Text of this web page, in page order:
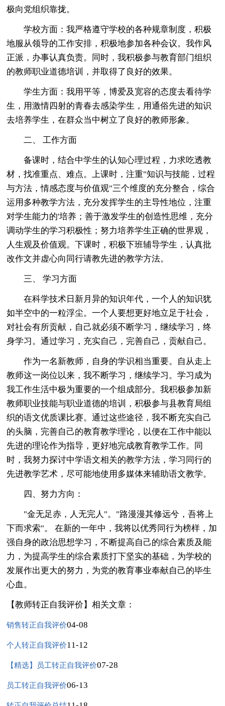
极向党组织靠拢。
学校方面：我严格遵守学校的各种规章制度，积极
地服从领导的工作安排，积极地参加各种会议。我作风
正派，办事认真负责。同时，我积极参与教育部门组织
的教师职业道德培训，并取得了良好的效果。
学生方面：我用平等，博爱及宽容的态度去看待学
生，用激情四射的青春去感染学生，用通俗先进的知识
去培养学生，在群众当中树立了良好的教师形象。
二、 工作方面
备课时，结合中学生的认知心理过程，力求吃透教
材，找准重点、难点。上课时，注重"知识与技能，过程
与方法，情感态度与价值观"三个维度的充分整合，综合
运用多种教学方法，充分发挥学生的主导性地位，注重
对学生能力的'培养；善于激发学生的创造性思维，充分
调动学生的学习积极性；努力培养学生正确的世界观，
人生观及价值观。下课时，积极下班辅导学生，认真批
改作文并虚心向同行请教先进的教学方法。
三、 学习方面
在科学技术日新月异的知识年代，一个人的知识犹
如半空中的一粒浮尘。一个人要想更好地立足于社会，
对社会有所贡献，自己就必须不断学习，继续学习，终
身学习。通过学习，充实自己，完善自己，贡献自己。
作为一名新教师，自身的学识相当重要。自从走上
教师这一岗位以来，我不断学习，继续学习。学习成为
我工作生活中极为重要的一个组成部分。我积极参加新
教师职业技能与职业道德的培训，积极参与县教育局组
织的语文优质课比赛。通过这些途径，我不断充实自己
的头脑，完善自己的教育教学理论，以便在工作中能以
先进的理论作为指导，更好地完成教育教学工作。同
时，我努力探讨中学语文相关的教学方法，学习同行的
先进教学艺术，尽可能地使用多媒体来辅助语文教学。
四、努力方向：
"金无足赤，人无完人"。"路漫漫其修远兮，吾将上
下而求索"。 在新的一年中，我将以优秀同行为榜样，加
强自身的政治思想学习，不断提高自己的综合素质及能
力，为提高学生的综合素质打下坚实的基础，为学校的
发展作出更大的努力，为党的教育事业奉献自己的毕生
心血。
【教师转正自我评价】相关文章：
销售转正自我评价04-08
个人转正自我评价11-12
【精选】员工转正自我评价07-28
员工转正自我评价06-13